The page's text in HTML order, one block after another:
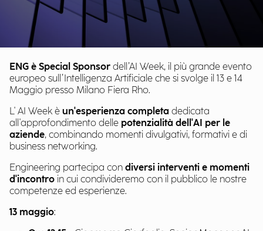
ENG è Special Sponsor dell’AI Week, il più grande evento
europeo sull’Intelligenza Artificiale che si svolge il 13 e 14
Maggio presso Milano Fiera Rho.
L' AI Week è un'esperienza completa dedicata
all'approfondimento delle potenzialità dell'AI per le
aziende, combinando momenti divulgativi, formativi e di
business networking.
Engineering partecipa con diversi interventi e momenti
d'incontro in cui condivideremo con il pubblico le nostre
competenze ed esperienze.
13 maggio: